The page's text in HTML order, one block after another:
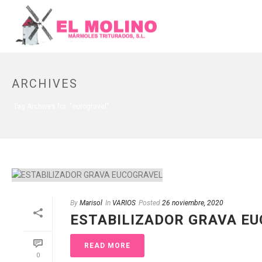
ARCHIVES
0
By Marisol In VARIOS Posted 26 noviembre, 2020
ESTABILIZADOR GRAVA
READ MORE